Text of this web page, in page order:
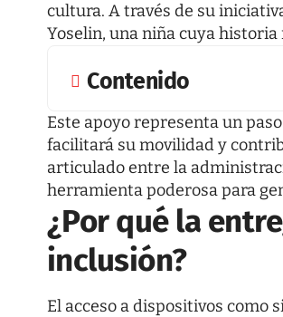
cultura. A través de su
Yoselin, una niña cuya
Contenido
Este apoyo representa un
facilitará su movilidad y
articulado entre la
herramienta poderosa para
¿Por qué la
inclusión?
El acceso a dispositivos